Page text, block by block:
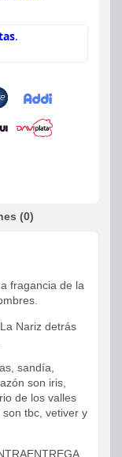
(0)
fragancia de la
Nariz detrás
sandía,
son iris,
de los valles
tbc, vetiver y